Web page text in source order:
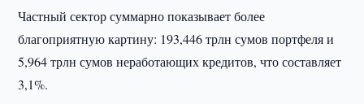
Частный сектор суммарно показывает более
благоприятную картину: 193,446 трлн сумов портфеля и
5,964 трлн сумов неработающих кредитов, что составляет
3,1%.